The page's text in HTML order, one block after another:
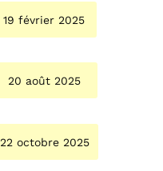
19 février 2025
20 août 2025
22 octobre 2025